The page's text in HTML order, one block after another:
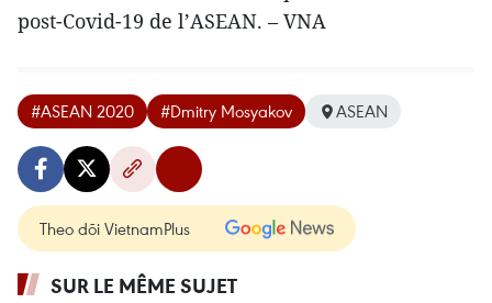
post-Covid-19 de l’ASEAN. – VNA
#ASEAN 2020 #Dmitry Mosyakov ASEAN
Theo dõi VietnamPlus
SUR LE MÊME SUJET